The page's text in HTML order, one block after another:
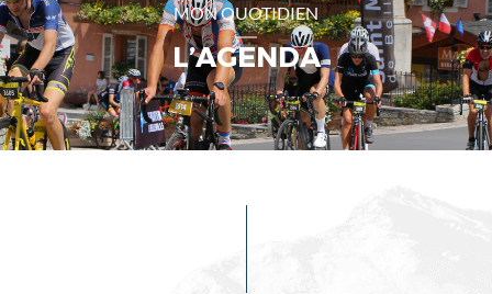
MON QUOTIDIEN
L’AGENDA